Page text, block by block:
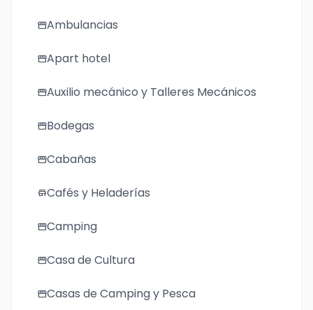
storefrontAmbulancias
storefrontApart hotel
storefrontAuxilio mecánico y Talleres Mecánicos
storefrontBodegas
storefrontCabañas
storeCafés y Heladerías
storefrontCamping
storefrontCasa de Cultura
storefrontCasas de Camping y Pesca